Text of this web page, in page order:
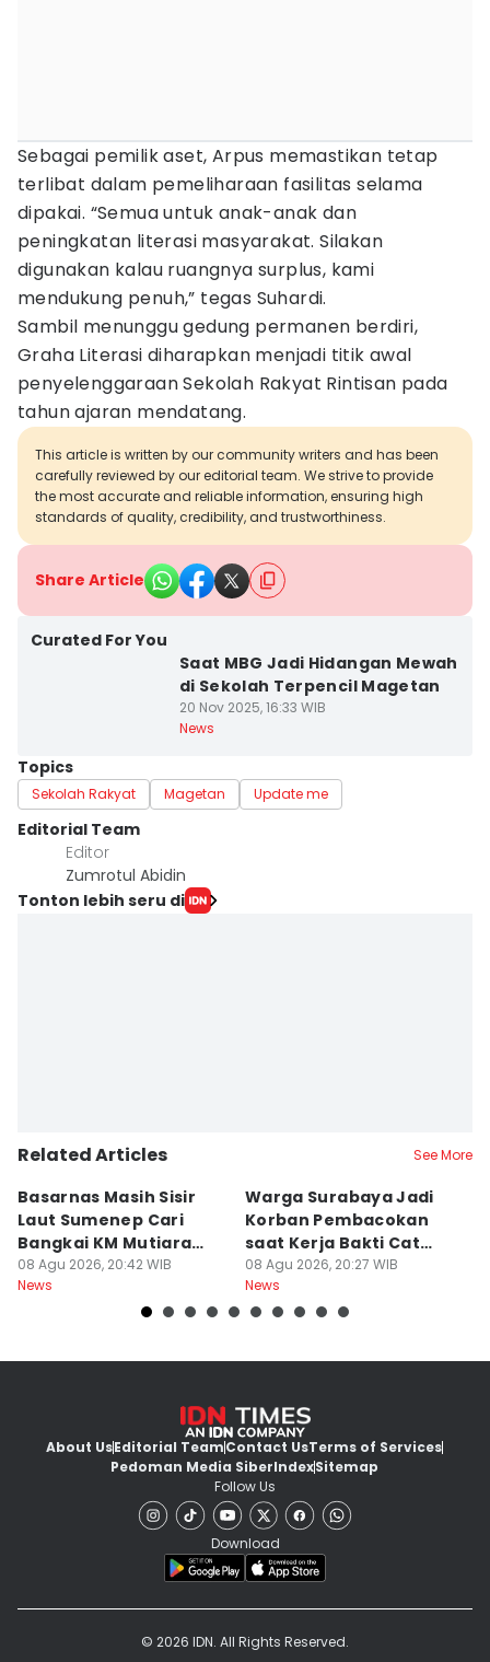
Sebagai pemilik aset, Arpus memastikan tetap
terlibat dalam pemeliharaan fasilitas selama
dipakai. “Semua untuk anak-anak dan
peningkatan literasi masyarakat. Silakan
digunakan kalau ruangnya surplus, kami
mendukung penuh,” tegas Suhardi.
Sambil menunggu gedung permanen berdiri,
Graha Literasi diharapkan menjadi titik awal
penyelenggaraan Sekolah Rakyat Rintisan pada
tahun ajaran mendatang.
This article is written by our community writers and has been
carefully reviewed by our editorial team. We strive to provide
the most accurate and reliable information, ensuring high
standards of quality, credibility, and trustworthiness.
Share Article
Curated For You
Saat MBG Jadi Hidangan Mewah
di Sekolah Terpencil Magetan
20 Nov 2025, 16:33 WIB
News
Topics
Sekolah Rakyat Magetan Update me
Editorial Team
Editor
Zumrotul Abidin
Tonton lebih seru di
Related Articles See More
Basarnas Masih Sisir
Laut Sumenep Cari
Bangkai KM Mutiara
Sentosa II
08 Agu 2026, 20:42 WIB
News
Warga Surabaya Jadi
Korban Pembacokan
saat Kerja Bakti Cat
Gapura
08 Agu 2026, 20:27 WIB
News
About UsEditorial TeamContact UsTerms of Services
Pedoman Media SiberIndexSitemap
Follow Us
Download
© 2026 IDN. All Rights Reserved.